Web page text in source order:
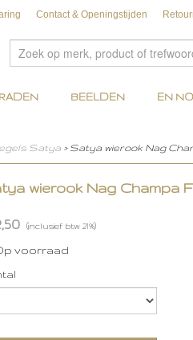
Contact & Openingstijden
BEELDEN EN
Satya > Satya wierook Nag
wierook Nag Champa
(inclusief btw 21%)
voorraad